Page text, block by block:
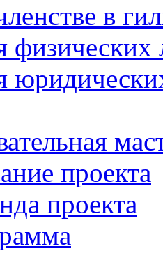
в
физических
проекта
проекта